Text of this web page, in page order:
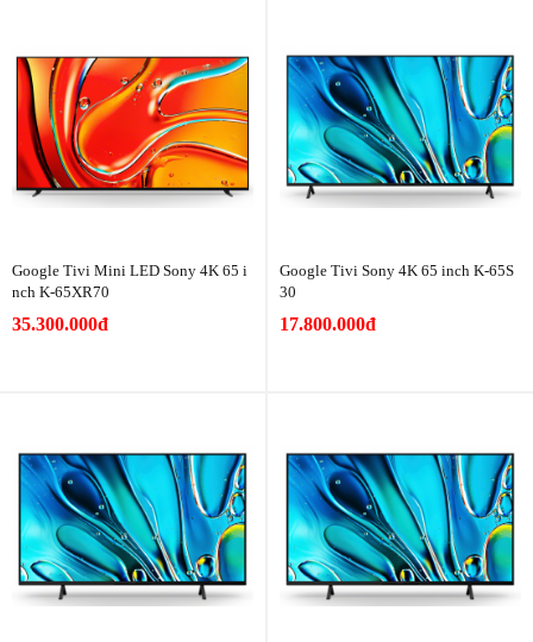
Google Tivi Mini LED Sony 4K 65 i
nch K-65XR70
35.300.000đ
Google Tivi Sony 4K 65 inch K-65S
30
17.800.000đ